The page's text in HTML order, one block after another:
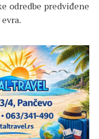
odredbe predviđene